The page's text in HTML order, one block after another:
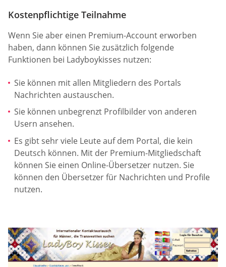
Kostenpflichtige Teilnahme
Wenn Sie aber einen Premium-Account erworben
haben, dann können Sie zusätzlich folgende
Funktionen bei Ladyboykisses nutzen:
Sie können mit allen Mitgliedern des Portals
Nachrichten austauschen.
Sie können unbegrenzt Profilbilder von anderen
Usern ansehen.
Es gibt sehr viele Leute auf dem Portal, die kein
Deutsch können. Mit der Premium-Mitgliedschaft
können Sie einen Online-Übersetzer nutzen. Sie
können den Übersetzer für Nachrichten und Profile
nutzen.